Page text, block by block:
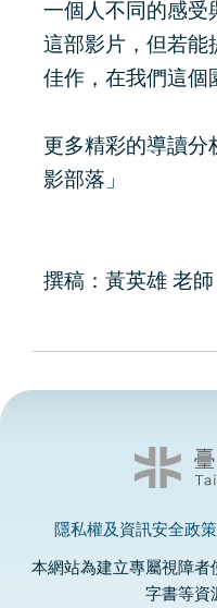
一個人不同的感受
這部影片，但若能
佳作，在我們這個
更多精彩的導讀
影部落」
撰稿：黃英雄 老師
隱私權及資訊安全政策
本網站為建立專屬視障
字書等資